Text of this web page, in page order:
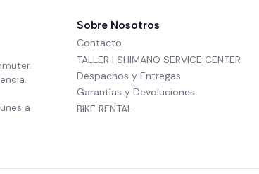
a
Sobre Nosotros
Contacto
TALLER | SHIMANO SERVICE CENTER
Despachos y Entregas
Garantías y Devoluciones
BIKE RENTAL